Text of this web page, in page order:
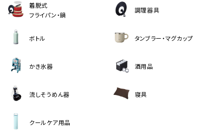
着脱式
フライパン・鍋
調理器具
ボトル タンブラー・マグカップ
かき氷器 酒用品
流しそうめん器 寝具
クールケア用品